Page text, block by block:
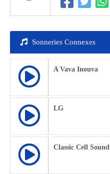
Sonneries Connexes
A Vava Inouva
LG
Classic Cell Sound